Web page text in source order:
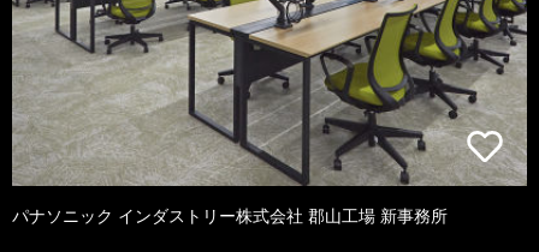
パナソニック インダストリー株式会社 郡山工場 新事務所